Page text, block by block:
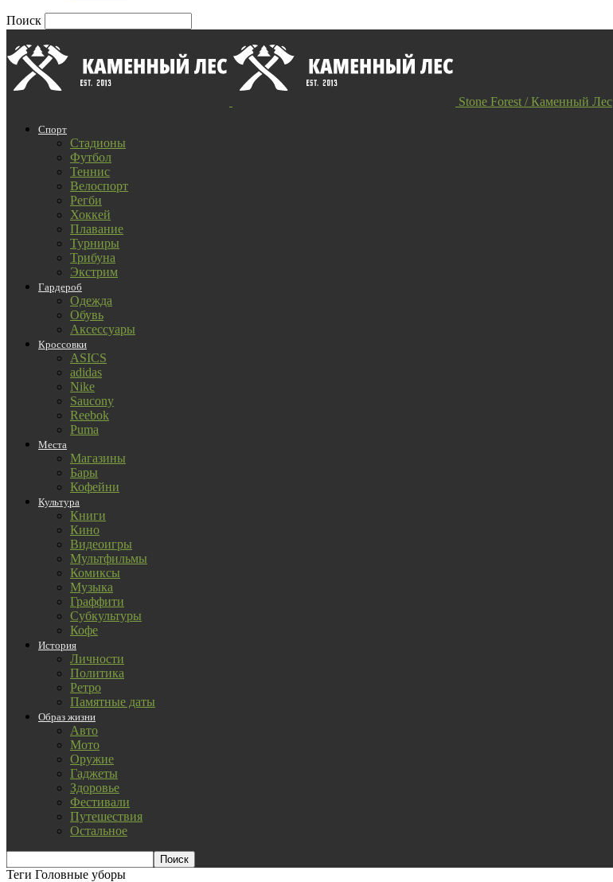
Поиск
Stone Forest / Каменный Лес
Спорт
Стадионы
Футбол
Теннис
Велоспорт
Регби
Хоккей
Плавание
Турниры
Трибуна
Экстрим
Гардероб
Одежда
Обувь
Аксессуары
Кроссовки
ASICS
adidas
Nike
Saucony
Reebok
Puma
Места
Магазины
Бары
Кофейни
Культура
Книги
Кино
Видеоигры
Мультфильмы
Комиксы
Музыка
Граффити
Субкультуры
Кофе
История
Личности
Политика
Ретро
Памятные даты
Образ жизни
Авто
Мото
Оружие
Гаджеты
Здоровье
Фестивали
Путешествия
Остальное
Теги Головные уборы